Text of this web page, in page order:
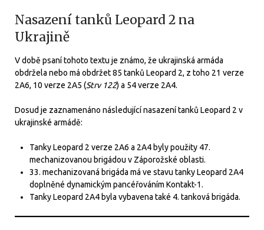
Nasazení tanků Leopard 2 na
Ukrajině
V době psaní tohoto textu je známo, že ukrajinská armáda
obdržela nebo má obdržet 85 tanků Leopard 2, z toho 21 verze
2A6, 10 verze 2A5 (Strv 122) a 54 verze 2A4.
Dosud je zaznamenáno následující nasazení tanků Leopard 2 v
ukrajinské armádě:
Tanky Leopard 2 verze 2A6 a 2A4 byly použity 47.
mechanizovanou brigádou v Záporožské oblasti.
33. mechanizovaná brigáda má ve stavu tanky Leopard 2A4
doplněné dynamickým pancéřováním Kontakt-1.
Tanky Leopard 2A4 byla vybavena také 4. tanková brigáda.